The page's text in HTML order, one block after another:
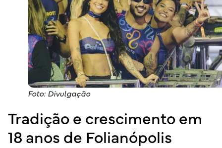
Foto: Divulgação
Tradição e crescimento em
18 anos de Folianópolis